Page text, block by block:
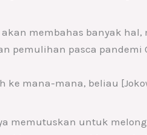
membahas banyak
pemulihan pasca pandemi
ke mana-mana, beliau
memutuskan untuk